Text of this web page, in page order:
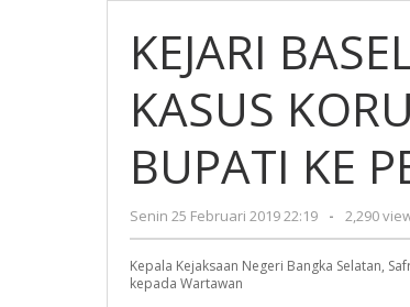
SEGERA
LIMPAHKAN
KORUPSI
MAMIN
KEGIATAN
BUPATI
PENGADILAN
KEJARI
KASUS
BUPATI KE
Senin 25 Februari 2019 22:19
oleh
Redaksi
- 2,290
Kepala Kejaksaan Negeri Bangka Selatan,
kepada Wartawan